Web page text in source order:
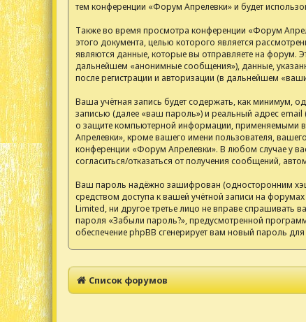
тем конференции «Форум Апрелевки» и будет
Также во время просмотра конференции «Форум
этого документа, целью которого является
являются данные, которые вы отправляете на форум.
дальнейшем «анонимные сообщения»), данные,
после регистрации и авторизации (в дальнейшем
Ваша учётная запись будет содержать, как минимум,
записью (далее «ваш пароль») и реальный адрес
о защите компьютерной информации, применяемыми
Апрелевки», кроме вашего имени пользователя,
конференции «Форум Апрелевки». В любом случае у
согласиться/отказаться от получения сообщений,
Ваш пароль надёжно зашифрован (односторонним
средством доступа к вашей учётной записи на
Limited, ни другое третье лицо не вправе спрашивать
пароля «Забыли пароль?», предусмотренной
обеспечение phpBB сгенерирует вам новый пароль
Список форумов